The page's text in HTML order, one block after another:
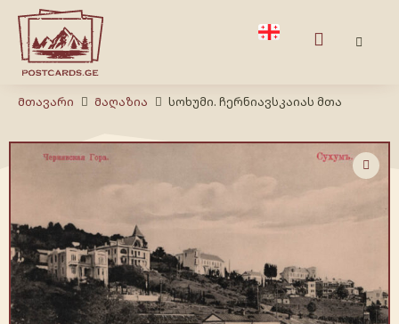
Მთავარი Მაღაზია სოხუმი. ჩერნიავსკაიას მთა